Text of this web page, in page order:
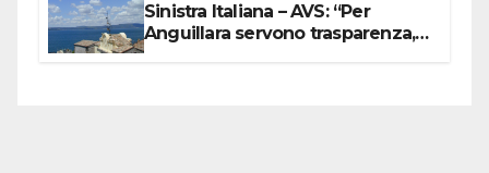
Sinistra Italiana – AVS: “Per
Anguillara servono trasparenza,